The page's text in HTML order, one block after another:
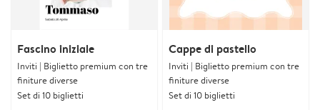
Fascino iniziale
Inviti | Biglietto premium con tre
finiture diverse
Set di 10 biglietti
Cappe di pastello
Inviti | Biglietto premium con tre
finiture diverse
Set di 10 biglietti